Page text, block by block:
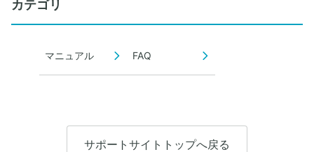
カテゴリ
マニュアル FAQ
サポートサイトトップへ戻る